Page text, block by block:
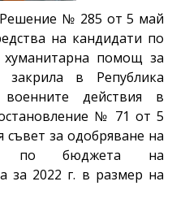
№ 285 от 5 май
на кандидати по
хуманитарна помощ за
в Република
действия в
№ 71 от 5
съвет за одобряване на
по бюджета на
за 2022 г. в размер на